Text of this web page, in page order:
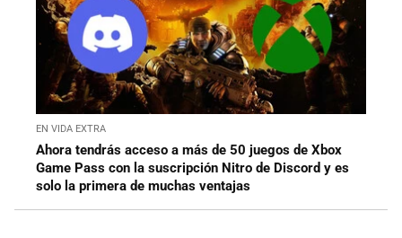
EN VIDA EXTRA
Ahora tendrás acceso a más de 50 juegos de Xbox
Game Pass con la suscripción Nitro de Discord y es
solo la primera de muchas ventajas